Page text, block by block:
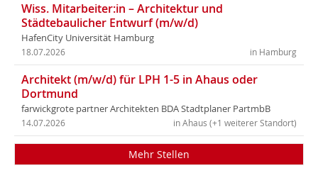
Wiss. Mitarbeiter:in – Architektur und
Städtebaulicher Entwurf (m/w/d)
HafenCity Universität Hamburg
in Hamburg
18.07.2026
Architekt (m/w/d) für LPH 1-5 in Ahaus oder
Dortmund
farwickgrote partner Architekten BDA Stadtplaner PartmbB
in Ahaus (+1 weiterer Standort)
14.07.2026
Mehr Stellen